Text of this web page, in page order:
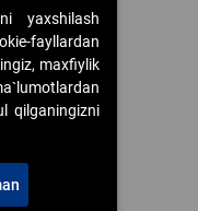
yaxshilash
fayllardan
maxfiylik
qilganingizni